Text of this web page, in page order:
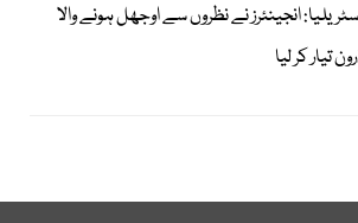
انجینئرز نے نظروں سے اوجھل ہونے والا
تیار کر لیا